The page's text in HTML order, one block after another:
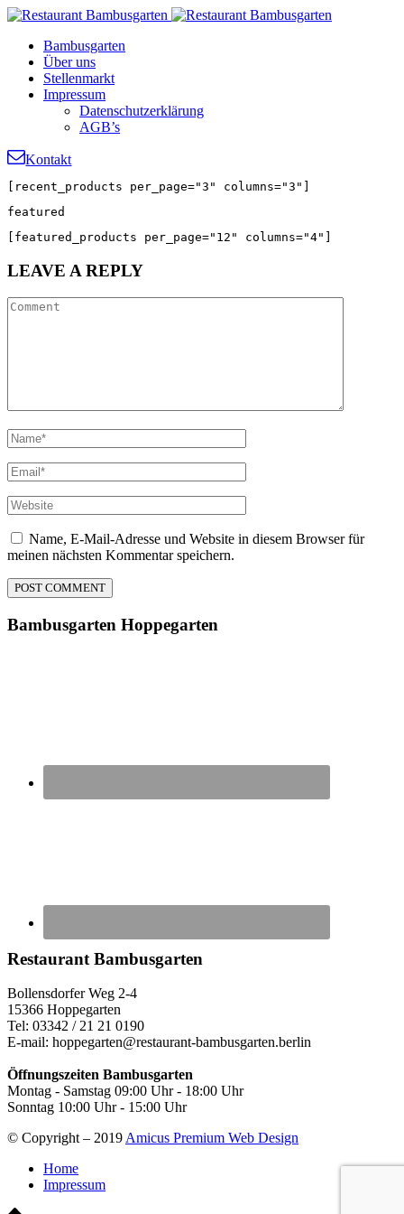
Bambusgarten
Über uns
Stellenmarkt
Impressum
Datenschutzerklärung
AGB’s
Kontakt
[recent_products per_page="3" columns="3"]
featured
[featured_products per_page="12" columns="4"]
LEAVE A REPLY
Name, E-Mail-Adresse und Website in diesem Browser für
meinen nächsten Kommentar speichern.
Bambusgarten Hoppegarten
Restaurant Bambusgarten
Bollensdorfer Weg 2-4
15366 Hoppegarten
Tel: 03342 / 21 21 0190
E-mail: hoppegarten@restaurant-bambusgarten.berlin
Öffnungszeiten Bambusgarten
Montag - Samstag 09:00 Uhr - 18:00 Uhr
Sonntag 10:00 Uhr - 15:00 Uhr
© Copyright – 2019 Amicus Premium Web Design
Home
Impressum